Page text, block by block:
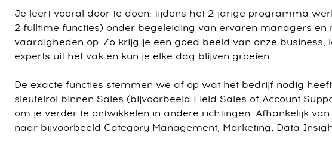
Je leert vooral door te doen: tijdens het 2-jarige programma
2 fulltime functies) onder begeleiding van ervaren managers
vaardigheden op. Zo krijg je een goed beeld van onze business,
experts uit het vak en kun je elke dag blijven groeien.
De exacte functies stemmen we af op wat het bedrijf nodig
sleutelrol binnen Sales (bijvoorbeeld Field Sales of Account
om je verder te ontwikkelen in andere richtingen. Afhankelijk
naar bijvoorbeeld Category Management, Marketing, Data